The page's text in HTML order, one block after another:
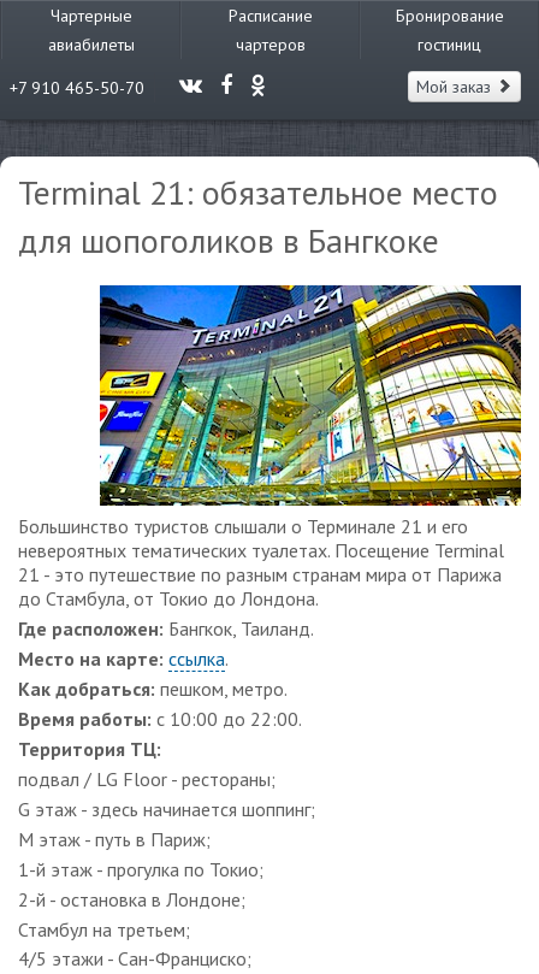
Чартерные
авиабилеты
Расписание
чартеров
Бронирование
гостиниц
+7 910 465-50-70
Мой заказ
Terminal 21: обязательное место
для шопоголиков в Бангкоке
Большинство туристов слышали о Терминале 21 и его
невероятных тематических туалетах. Посещение Terminal
21 - это путешествие по разным странам мира от Парижа
до Стамбула, от Токио до Лондона.
Где расположен: Бангкок, Таиланд.
Место на карте: ссылка.
Как добраться: пешком, метро.
Время работы: с 10:00 до 22:00.
Территория ТЦ:
подвал / LG Floor - рестораны;
G этаж - здесь начинается шоппинг;
М этаж - путь в Париж;
1-й этаж - прогулка по Токио;
2-й - остановка в Лондоне;
Стамбул на третьем;
4/5 этажи - Сан-Франциско;